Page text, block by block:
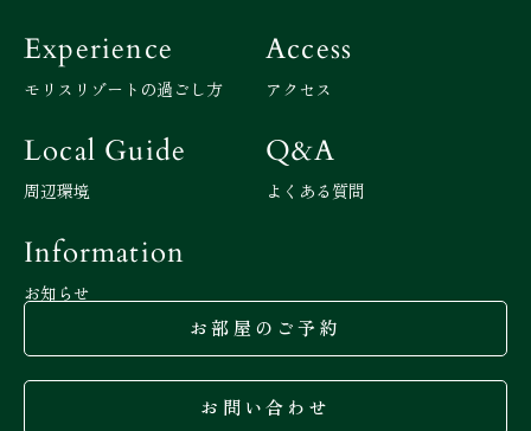
Experience
モリスリゾートの過ごし方
Access
アクセス
Local Guide
周辺環境
Q&A
よくある質問
Information
お知らせ
お部屋のご予約
お問い合わせ